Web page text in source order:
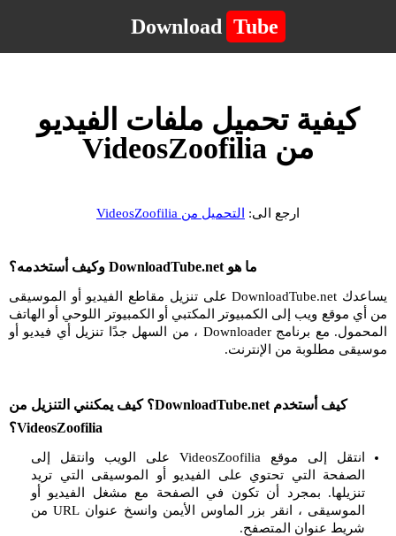
Download Tube
كيفية تحميل ملفات الفيديو
من VideosZoofilia
ارجع الى: التحميل من VideosZoofilia
ما هو DownloadTube.net وكيف أستخدمه؟
يساعدك DownloadTube.net على تنزيل مقاطع الفيديو أو الموسيقى
من أي موقع ويب إلى الكمبيوتر المكتبي أو الكمبيوتر اللوحي أو الهاتف
المحمول. مع برنامج Downloader ، من السهل جدًا تنزيل أي فيديو أو
موسيقى مطلوبة من الإنترنت.
كيف أستخدم DownloadTube.net؟ كيف يمكنني التنزيل من
VideosZoofilia؟
انتقل إلى موقع VideosZoofilia على الويب وانتقل إلى
الصفحة التي تحتوي على الفيديو أو الموسيقى التي تريد
تنزيلها. بمجرد أن تكون في الصفحة مع مشغل الفيديو أو
الموسيقى ، انقر بزر الماوس الأيمن وانسخ عنوان URL من
شريط عنوان المتصفح.